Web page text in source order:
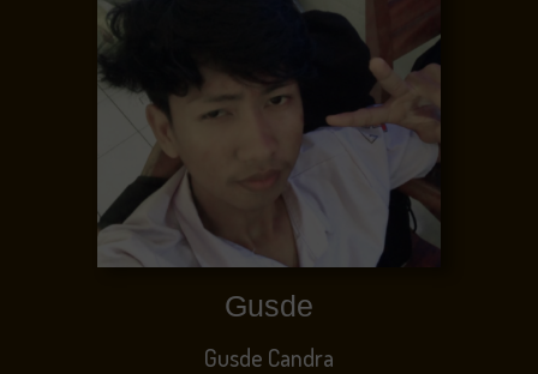
Gusde
Gusde Candra